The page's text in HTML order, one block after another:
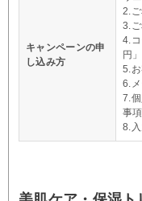
キャンペーンの申
し込み方
2.
3.
4.
円
5.
6.
7.
事
8.